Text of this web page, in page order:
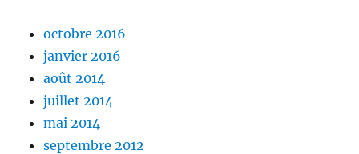
octobre 2016
janvier 2016
août 2014
juillet 2014
mai 2014
septembre 2012